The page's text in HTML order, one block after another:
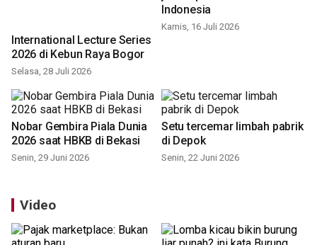
International Lecture Series
2026 di Kebun Raya Bogor
Selasa, 28 Juli 2026
Indonesia
Kamis, 16 Juli 2026
Nobar Gembira Piala Dunia
2026 saat HBKB di Bekasi
Senin, 29 Juni 2026
Setu tercemar limbah pabrik
di Depok
Senin, 22 Juni 2026
Video